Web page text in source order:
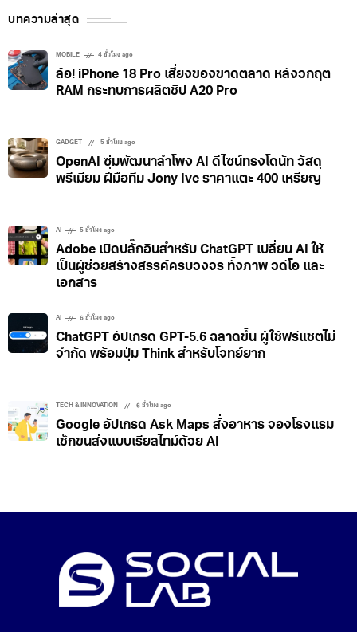
บทความล่าสุด
MOBILE 4 ชั่วโมง ago
ลือ! iPhone 18 Pro เสี่ยงของขาดตลาด หลังวิกฤต
RAM กระทบการผลิตชิป A20 Pro
GADGET 5 ชั่วโมง ago
OpenAI ซุ่มพัฒนาลำโพง AI ดีไซน์ทรงโดนัท วัสดุ
พรีเมียม ฝีมือทีม Jony Ive ราคาแตะ 400 เหรียญ
AI 5 ชั่วโมง ago
Adobe เปิดปลั๊กอินสำหรับ ChatGPT เปลี่ยน AI ให้
เป็นผู้ช่วยสร้างสรรค์ครบวงจร ทั้งภาพ วิดีโอ และ
เอกสาร
AI 6 ชั่วโมง ago
ChatGPT อัปเกรด GPT-5.6 ฉลาดขึ้น ผู้ใช้ฟรีแชตไม่
จำกัด พร้อมปุ่ม Think สำหรับโจทย์ยาก
TECH & INNOVATION 6 ชั่วโมง ago
Google อัปเกรด Ask Maps สั่งอาหาร จองโรงแรม
เช็กขนส่งแบบเรียลไทม์ด้วย AI